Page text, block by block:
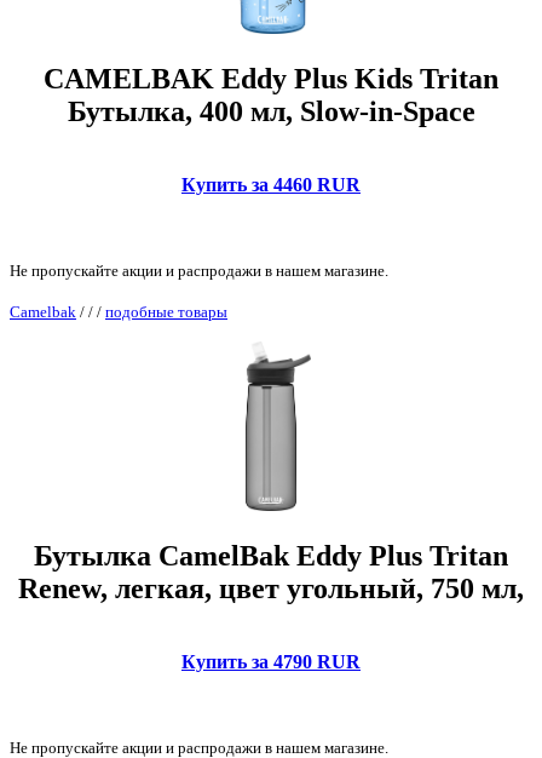
CAMELBAK Eddy Plus Kids Tritan
Бутылка, 400 мл, Slow-in-Space
Купить за 4460 RUR
Не пропускайте акции и распродажи в нашем магазине.
Camelbak / / / подобные товары
Бутылка CamelBak Eddy Plus Tritan
Renew, легкая, цвет угольный, 750 мл,
Купить за 4790 RUR
Не пропускайте акции и распродажи в нашем магазине.